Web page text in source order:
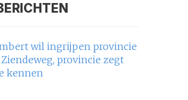
wil ingrijpen provincie
provincie zegt
kennen